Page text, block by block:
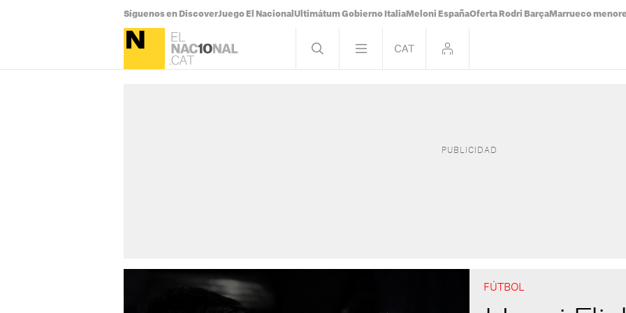
Síguenos en DiscoverJuego El Nacional Ultimátum Gobierno Italia Meloni EspañaOferta Rodri Barça Marrueco
FÚTBOL